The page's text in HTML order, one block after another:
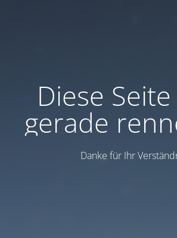
Diese
gerade
Danke für Ihr